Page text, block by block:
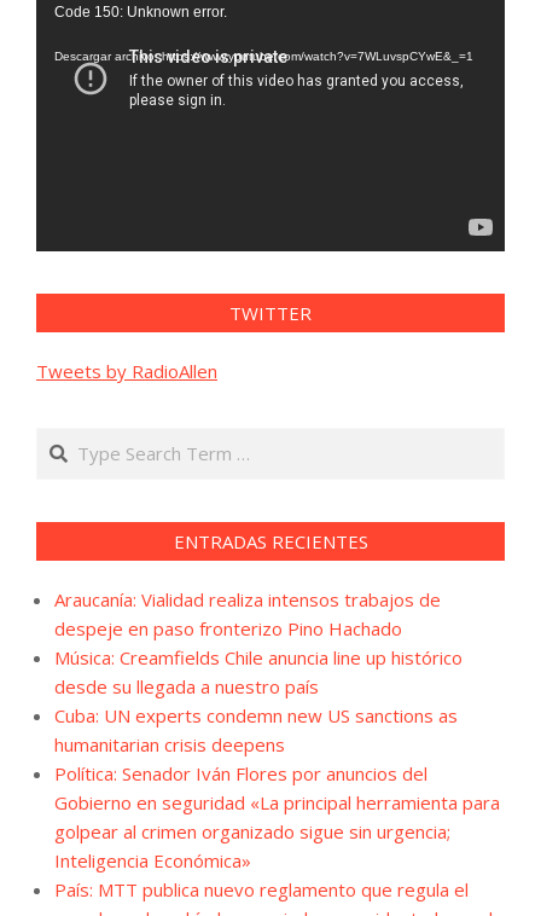
vídeo
Code 150: Unknown error.
Descargar archivo: https://www.youtube.com/watch?v=7WLuvspCYwE&_=1
TWITTER
Tweets by RadioAllen
Search
ENTRADAS RECIENTES
Araucanía: Vialidad realiza intensos trabajos de
despeje en paso fronterizo Pino Hachado
Música: Creamfields Chile anuncia line up histórico
desde su llegada a nuestro país
Cuba: UN experts condemn new US sanctions as
humanitarian crisis deepens
Política: Senador Iván Flores por anuncios del
Gobierno en seguridad «La principal herramienta para
golpear al crimen organizado sigue sin urgencia;
Inteligencia Económica»
País: MTT publica nuevo reglamento que regula el